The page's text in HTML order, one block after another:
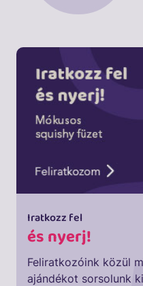
Iratkozz fel
és nyerj!
Feliratkozóink közül
ajándékot sorsolunk